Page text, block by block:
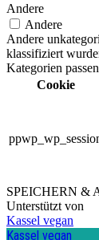
Andere
Andere
Andere
klassifiziert
Kategorien
Cookie
SPEICHERN &
Unterstützt von
Kassel vegan
Kassel vegan